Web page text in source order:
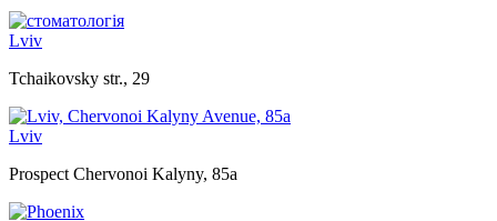
Lviv
Tchaikovsky str., 29
Lviv
Prospect Chervonoi Kalyny, 85a